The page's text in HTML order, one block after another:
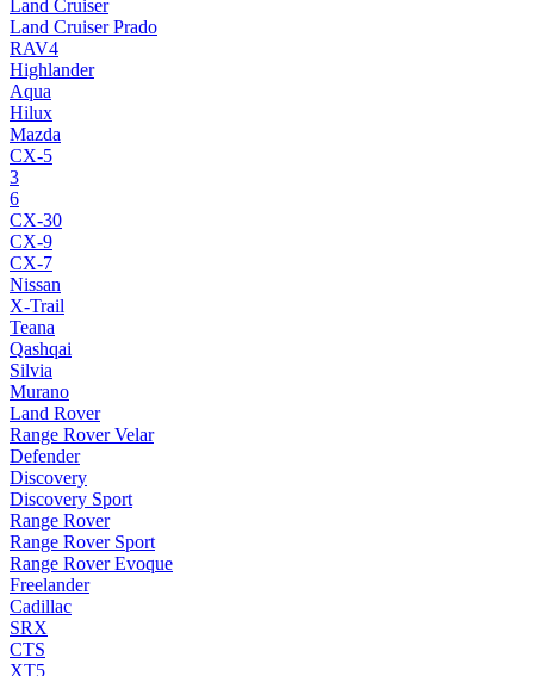
Land Cruiser
Land Cruiser Prado
RAV4
Highlander
Aqua
Hilux
Mazda
CX-5
3
6
CX-30
CX-9
CX-7
Nissan
X-Trail
Teana
Qashqai
Silvia
Murano
Land Rover
Range Rover Velar
Defender
Discovery
Discovery Sport
Range Rover
Range Rover Sport
Range Rover Evoque
Freelander
Cadillac
SRX
CTS
XT5